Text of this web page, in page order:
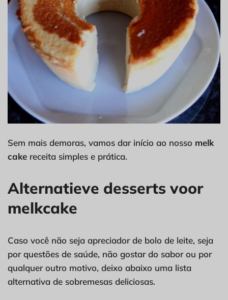
Sem mais demoras, vamos dar início ao nosso melk
cake receita simples e prática.
Alternatieve desserts voor
melkcake
Caso você não seja apreciador de bolo de leite, seja
por questões de saúde, não gostar do sabor ou por
qualquer outro motivo, deixo abaixo uma lista
alternativa de sobremesas deliciosas.